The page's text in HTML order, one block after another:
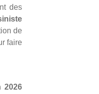
des
de
faire
2026